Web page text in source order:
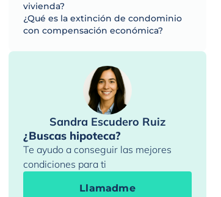
vivienda?
¿Qué es la extinción de condominio
con compensación económica?
Sandra Escudero Ruiz
¿Buscas hipoteca?
Te ayudo a conseguir las mejores
condiciones para ti
Llamadme